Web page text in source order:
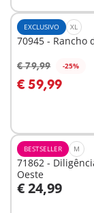
EXCLUSIVO XL
70945 - Rancho
€ 79,99 -25%
€ 59,99
Ao carrinho
BESTSELLER M
71862 -
Oeste
€ 24,99
Ao carrinho